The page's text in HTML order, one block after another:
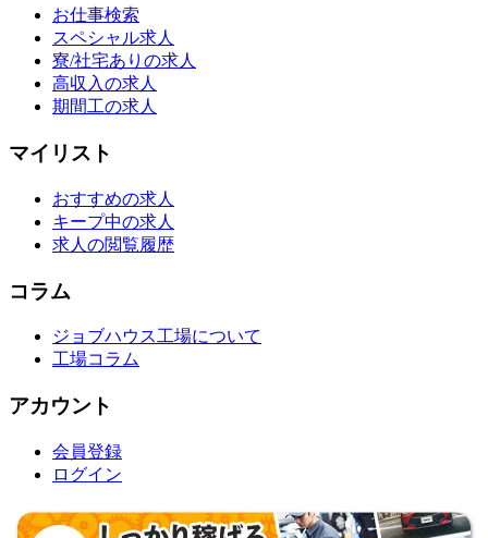
お仕事検索
スペシャル求人
寮/社宅ありの求人
高収入の求人
期間工の求人
マイリスト
おすすめの求人
キープ中の求人
求人の閲覧履歴
コラム
ジョブハウス工場について
工場コラム
アカウント
会員登録
ログイン